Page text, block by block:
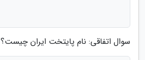
سوال اتفاقی: نام پایتخت ایران چیست؟